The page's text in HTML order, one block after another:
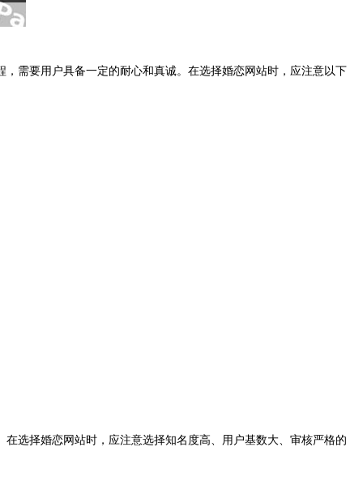
需要用户具备一定的耐心和真诚。在选择婚恋网站时，应注意以下
选择婚恋网站时，应注意选择知名度高、用户基数大、审核严格的